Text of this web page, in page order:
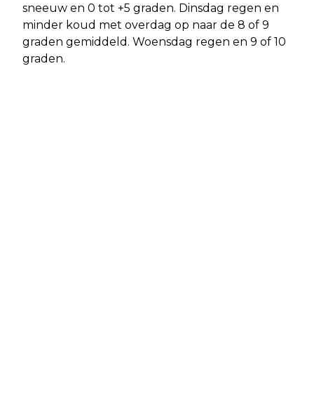
sneeuw en 0 tot +5 graden. Dinsdag regen en
minder koud met overdag op naar de 8 of 9
graden gemiddeld. Woensdag regen en 9 of 10
graden.